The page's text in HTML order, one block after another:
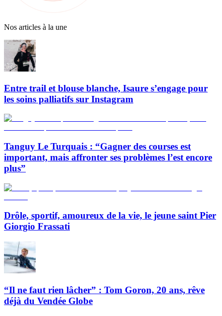
Nos articles à la une
Entre trail et blouse blanche, Isaure s’engage pour
les soins palliatifs sur Instagram
Tanguy Le Turquais : “Gagner des courses est
important, mais affronter ses problèmes l’est encore
plus”
Drôle, sportif, amoureux de la vie, le jeune saint Pier
Giorgio Frassati
“Il ne faut rien lâcher” : Tom Goron, 20 ans, rêve
déjà du Vendée Globe